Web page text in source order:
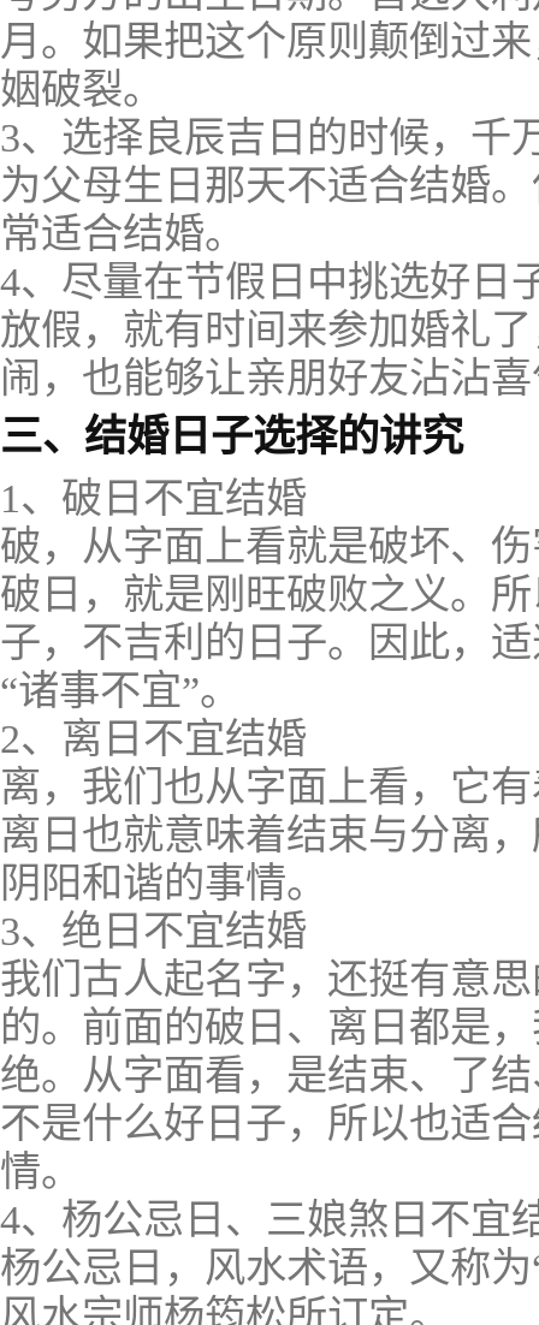
月。如果把这个原则颠倒过
姻破裂。
3、选择良辰吉日的时候，千
为父母生日那天不适合结婚
常适合结婚。
4、尽量在节假日中挑选好日
放假，就有时间来参加婚礼
闹，也能够让亲朋好友沾沾
三、结婚日子选择的讲究
1、破日不宜结婚
破，从字面上看就是破坏、
破日，就是刚旺破败之义。
子，不吉利的日子。因此，
“诸事不宜”。
2、离日不宜结婚
离，我们也从字面上看，它
离日也就意味着结束与分离
阴阳和谐的事情。
3、绝日不宜结婚
我们古人起名字，还挺有意
的。前面的破日、离日都是
绝。从字面看，是结束、了
不是什么好日子，所以也适
情。
4、杨公忌日、三娘煞日不宜
杨公忌日，风水术语，又称
风水宗师杨筠松所订定。